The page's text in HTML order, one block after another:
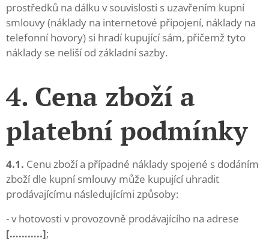
prostředků na dálku v souvislosti s uzavřením kupní
smlouvy (náklady na internetové připojení, náklady na
telefonní hovory) si hradí kupující sám, přičemž tyto
náklady se neliší od základní sazby.
4. Cena zboží a
platební podmínky
4.1. Cenu zboží a případné náklady spojené s dodáním
zboží dle kupní smlouvy může kupující uhradit
prodávajícímu následujícími způsoby:
- v hotovosti v provozovně prodávajícího na adrese
[………..];